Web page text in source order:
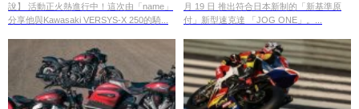
說】 活動正火熱進行中！這次由「name」
分享他與Kawasaki VERSYS-X 250的騎...
月 19 日 推出符合日本新制的「新基準原
付」新型速克達 「JOG ONE」。...